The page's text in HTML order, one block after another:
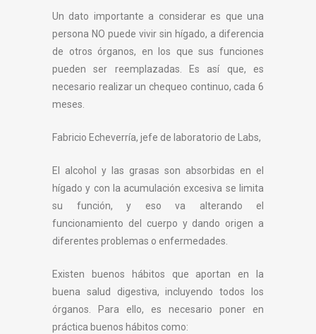
Un dato importante a considerar es que una
persona NO puede vivir sin hígado, a diferencia
de otros órganos, en los que sus funciones
pueden ser reemplazadas. Es así que, es
necesario realizar un chequeo continuo, cada 6
meses.
Fabricio Echeverría, jefe de laboratorio de Labs,
El alcohol y las grasas son absorbidas en el
hígado y con la acumulación excesiva se limita
su función, y eso va alterando el
funcionamiento del cuerpo y dando origen a
diferentes problemas o enfermedades.
Existen buenos hábitos que aportan en la
buena salud digestiva, incluyendo todos los
órganos. Para ello, es necesario poner en
práctica buenos hábitos como: